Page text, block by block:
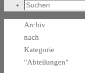
Suchen
Start
Archiv
nach
Kategorie
"Abteilungen"